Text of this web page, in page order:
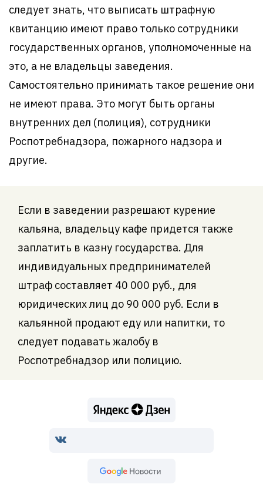
следует знать, что выписать штрафную
квитанцию имеют право только сотрудники
государственных органов, уполномоченные на
это, а не владельцы заведения.
Самостоятельно принимать такое решение они
не имеют права. Это могут быть органы
внутренних дел (полиция), сотрудники
Роспотребнадзора, пожарного надзора и
другие.
Если в заведении разрешают курение
кальяна, владельцу кафе придется также
заплатить в казну государства. Для
индивидуальных предпринимателей
штраф составляет 40 000 руб., для
юридических лиц до 90 000 руб. Если в
кальянной продают еду или напитки, то
следует подавать жалобу в
Роспотребнадзор или полицию.